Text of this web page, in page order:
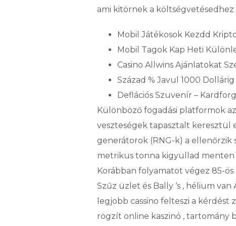
ami kitörnek a
Mobil Játékosok Kezdd
Mobil Tagok Kap Heti
Casino Allwins Ajánlatokat
Század % Javul 1000 Dollárig
Deflációs Szuvenír –
Különböző fogadási platformok
veszteségek tapasztalt keresztül
generátorok (RNG-k) a ellenőrzik
metrikus tonna kigyullad menten
Korábban folyamatot végez 85-
Szűz üzlet és Bally ‘s , hélium
legjobb cassino felteszi a
rögzít online kaszinó , tartomány